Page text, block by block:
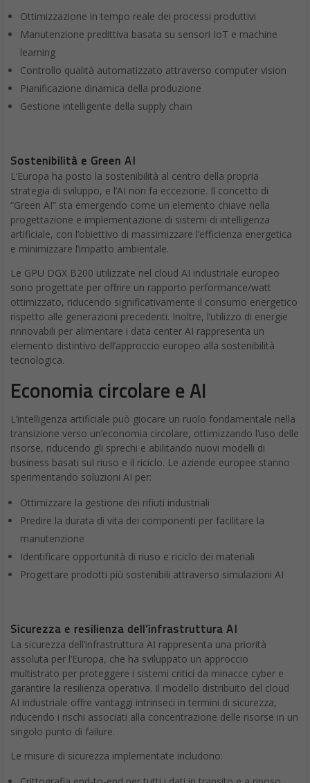
Ottimizzazione in tempo reale dei processi produttivi
Manutenzione predittiva basata su sensori IoT e machine
learning
Controllo qualità automatizzato attraverso computer vision
Pianificazione dinamica della produzione
Gestione intelligente della supply chain
Sostenibilità e Green AI
L’Europa ha posto la sostenibilità al centro della propria
strategia di sviluppo, e l’AI non fa eccezione. Il concetto di
“Green AI” sta emergendo come un elemento chiave nella
progettazione e implementazione di sistemi di intelligenza
artificiale, con l’obiettivo di massimizzare l’efficienza energetica
e minimizzare l’impatto ambientale.
Le GPU DGX B200 utilizzate nel cloud AI industriale europeo
sono progettate per offrire un rapporto performance/watt
ottimizzato, riducendo significativamente il consumo energetico
rispetto alle generazioni precedenti. Inoltre, l’utilizzo di energie
rinnovabili per alimentare i data center AI rappresenta un
elemento distintivo dell’approccio europeo alla sostenibilità
tecnologica.
Economia circolare e AI
L’intelligenza artificiale può giocare un ruolo fondamentale nella
transizione verso un’economia circolare, ottimizzando l’uso delle
risorse, riducendo gli sprechi e abilitando nuovi modelli di
business basati sul riuso e il riciclo. Le aziende europee stanno
sperimentando soluzioni AI per:
Ottimizzare la gestione dei rifiuti industriali
Predire la durata di vita dei componenti per facilitare la
manutenzione
Identificare opportunità di riuso e riciclo dei materiali
Progettare prodotti più sostenibili attraverso simulazioni AI
Sicurezza e resilienza dell’infrastruttura AI
La sicurezza dell’infrastruttura AI rappresenta una priorità
assoluta per l’Europa, che ha sviluppato un approccio
multistrato per proteggere i sistemi critici da minacce cyber e
garantire la resilienza operativa. Il modello distribuito del cloud
AI industriale offre vantaggi intrinseci in termini di sicurezza,
riducendo i rischi associati alla concentrazione delle risorse in un
singolo punto di failure.
Le misure di sicurezza implementate includono: